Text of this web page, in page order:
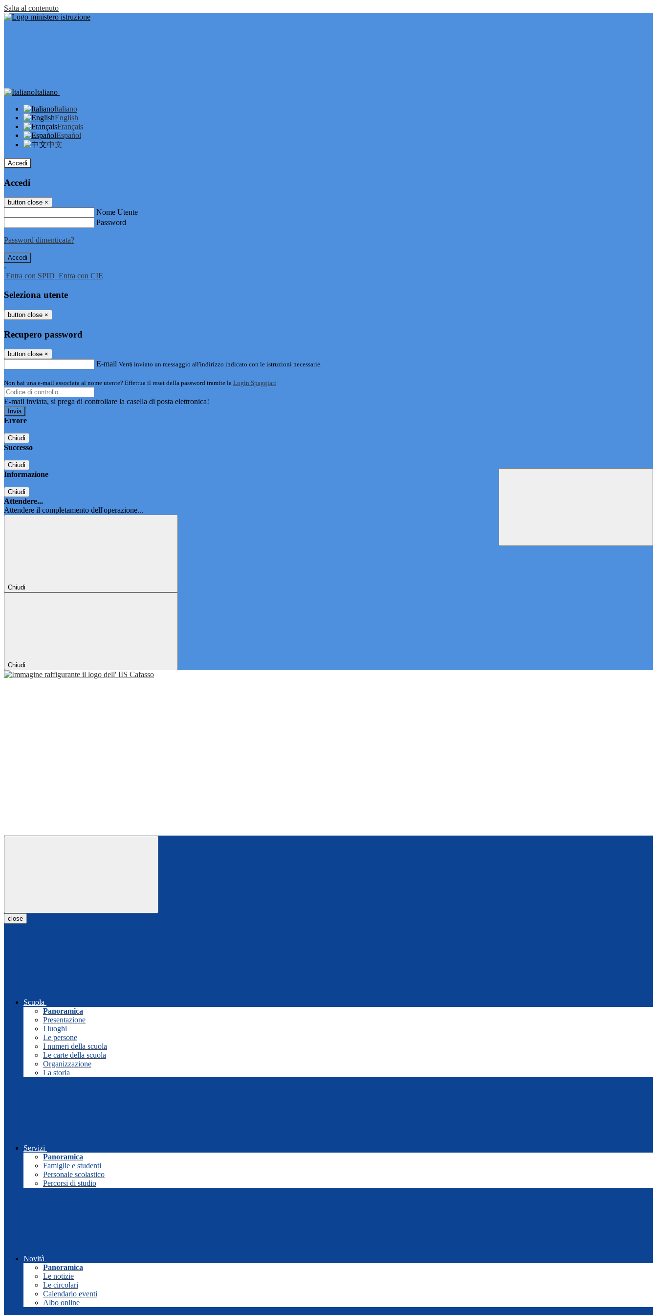
Salta al contenuto
Italiano
Italiano
English
Français
Español
中文
Accedi
Accedi
button close ×
Nome Utente
Password
Password dimenticata?
-
Entra con SPID Entra con CIE
Seleziona utente
button close ×
Recupero password
button close ×
E-mail Verrà inviato un messaggio all'indirizzo indicato con le istruzioni necessarie.
Non hai una e-mail associata al nome utente? Effettua il reset della password tramite la Login Spaggiari
E-mail inviata, si prega di controllare la casella di posta elettronica!
Errore
Chiudi
Successo
Chiudi
Informazione
Chiudi
Attendere...
Attendere il completamento dell'operazione...
Chiudi
Chiudi
close
Scuola
Panoramica
Presentazione
I luoghi
Le persone
I numeri della scuola
Le carte della scuola
Organizzazione
La storia
Servizi
Panoramica
Famiglie e studenti
Personale scolastico
Percorsi di studio
Novità
Panoramica
Le notizie
Le circolari
Calendario eventi
Albo online